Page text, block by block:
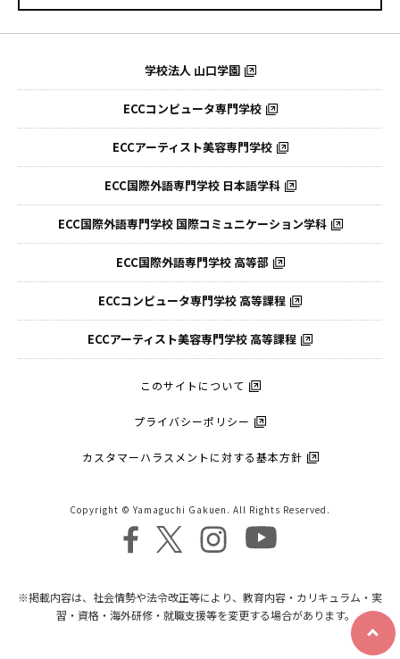
学校法人 山口学園
ECCコンピュータ専門学校
ECCアーティスト美容専門学校
ECC国際外語専門学校 日本語学科
ECC国際外語専門学校 国際コミュニケーション学科
ECC国際外語専門学校 高等部
ECCコンピュータ専門学校 高等課程
ECCアーティスト美容専門学校 高等課程
このサイトについて
プライバシーポリシー
カスタマーハラスメントに対する基本方針
Copyright © Yamaguchi Gakuen. All Rights Reserved.
※掲載内容は、社会情勢や法令改正等により、教育内容・カリキュラム・実
習・資格・海外研修・就職支援等を変更する場合があります。